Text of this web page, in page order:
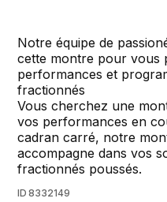
Notre équipe de
cette montre pour vous
performances et
fractionnés
Vous cherchez une
vos performances en
cadran carré, notre
accompagne dans vos
fractionnés poussés.
ID 8332149